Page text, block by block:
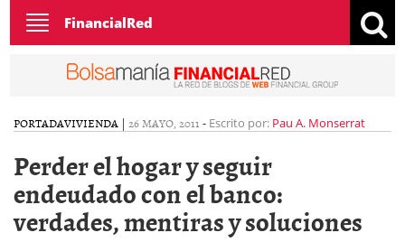
Toggle
navigation
FinancialRed
PORTADAVIVIENDA | 26 MAYO, 2011 - Escrito por: Pau A. Monserrat
Perder el hogar y seguir
endeudado con el banco:
verdades, mentiras y soluciones